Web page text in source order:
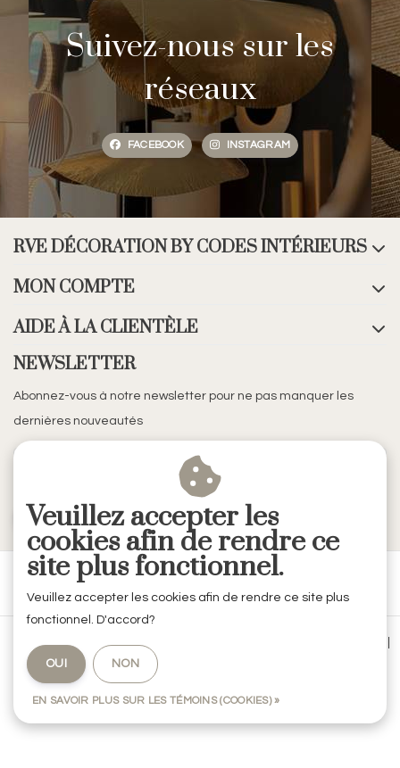
Suivez-nous sur les
réseaux
FACEBOOK INSTAGRAM
RVE DÉCORATION BY CODES INTÉRIEURS
MON COMPTE
AIDE À LA CLIENTÈLE
NEWSLETTER
Abonnez-vous à notre newsletter pour ne pas manquer les
dernières nouveautés
S'ABONNER
Conditions générales de vente
Politique de confidentialité
© Copyright 2026 - RVE Décoration by Codes Intérieurs | Realisatie
Veuillez accepter les
cookies afin de rendre ce
site plus fonctionnel.
Veuillez accepter les cookies afin de rendre ce site plus
fonctionnel. D'accord?
OUI NON
EN SAVOIR PLUS SUR LES TÉMOINS (COOKIES) »